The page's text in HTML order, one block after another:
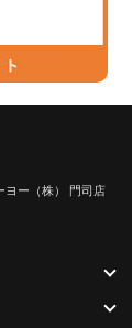
ヨー（株） 門司店